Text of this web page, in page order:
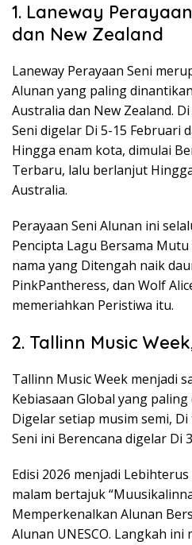
1. Laneway
dan New Zealand
Laneway Perayaan Seni
Alunan yang paling
Australia dan New Zealand.
Seni digelar Di 5-15 Februari
Hingga enam kota, dimulai
Terbaru, lalu berlanjut
Australia.
Perayaan Seni Alunan ini
Pencipta Lagu Bersama
nama yang Ditengah naik
PinkPantheress, dan Wolf
memeriahkan Peristiwa itu.
2. Tallinn Music
Tallinn Music Week menjadi
Kebiasaan Global yang
Digelar setiap musim semi,
Seni ini Berencana digelar Di
Edisi 2026 menjadi
malam bertajuk
Memperkenalkan Alunan
Alunan UNESCO. Langkah